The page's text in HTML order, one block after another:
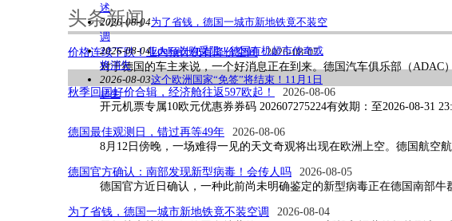
中共重庆市涪陵区委书记黎勇一行到访开
述
2026-08-04为了省钱，德国一城市新地铁竟不装空
调
2026-08-04Edeka收购受阻！德国有机超市传奇或
将消失
2026-08-03这个欧洲国家“免签”将结束！11月1日
起生
头条新闻
价格连续下跌！业内预计仍有降价空间
2026-08-07
对于德国的车主来说，一个好消息正在到来。德国汽车俱乐部（ADAC
秋季回国好价合辑，经济舱往返597欧起！
2026-08-06
开元机票专属10欧元优惠券券码 202607275224有效期：至2026-08-31
德国最佳观测日，错过再等49年
2026-08-06
8月12日傍晚，一场难得一见的天文奇观将出现在欧洲上空。德国航空
德国官方确认：南部发现新型病毒！会传人吗
2026-08-05
德国官方近日确认，一种此前尚未明确鉴定的新型病毒正在德国南部牛
为了省钱，德国一城市新地铁竟不装空调
2026-08-04